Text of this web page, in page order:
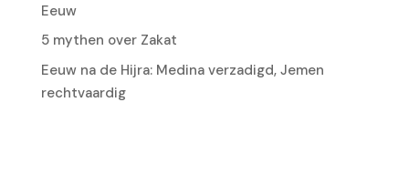
Eeuw
5 mythen over Zakat
Eeuw na de Hijra: Medina verzadigd, Jemen
rechtvaardig